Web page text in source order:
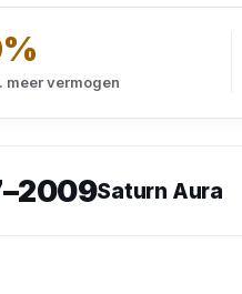
meer vermogen
Saturn Aura